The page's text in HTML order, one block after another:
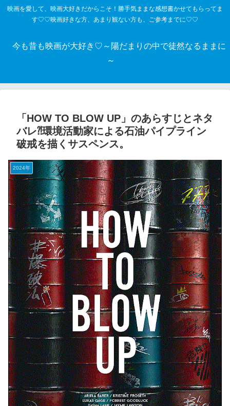
映画を愛して、映画大好きだからこそ！勝手気ままな感想書かせてもらってま
す♡♡映画好きな方、あまり観ない方も、ご参考までに♡♡
今も昔も映画が大好き♡～陽だまりの中で徒然なるままに
～
「HOW TO BLOW UP」のあらすじとネタ
バレ⁈環境活動家による石油パイプライン
破戒を描くサスペンス。
2024年